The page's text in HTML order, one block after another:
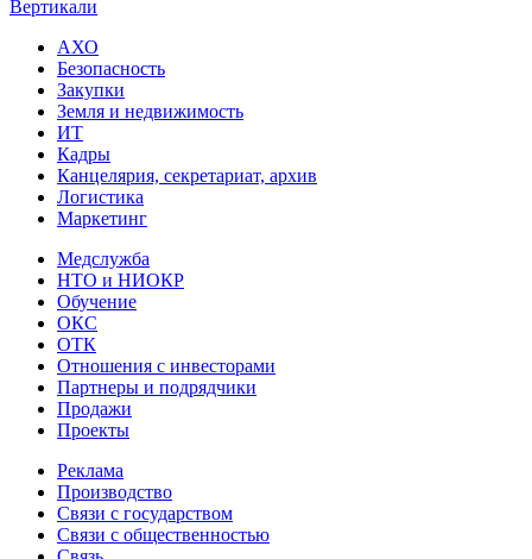
Вертикали
АХО
Безопасность
Закупки
Земля и недвижимость
ИТ
Кадры
Канцелярия, секретариат, архив
Логистика
Маркетинг
Медслужба
НТО и НИОКР
Обучение
ОКС
ОТК
Отношения с инвесторами
Партнеры и подрядчики
Продажи
Проекты
Реклама
Производство
Связи с государством
Связи с общественностью